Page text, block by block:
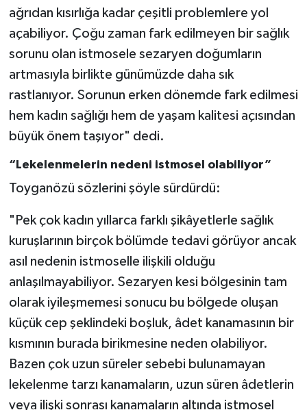
ağrıdan kısırlığa kadar çeşitli problemlere yol
açabiliyor. Çoğu zaman fark edilmeyen bir sağlık
sorunu olan istmosele sezaryen doğumların
artmasıyla birlikte günümüzde daha sık
rastlanıyor. Sorunun erken dönemde fark edilmesi
hem kadın sağlığı hem de yaşam kalitesi açısından
büyük önem taşıyor" dedi.
“Lekelenmelerin nedeni istmosel olabiliyor”
Toyganözü sözlerini şöyle sürdürdü:
"Pek çok kadın yıllarca farklı şikâyetlerle sağlık
kuruşlarının birçok bölümde tedavi görüyor ancak
asıl nedenin istmoselle ilişkili olduğu
anlaşılmayabiliyor. Sezaryen kesi bölgesinin tam
olarak iyileşmemesi sonucu bu bölgede oluşan
küçük cep şeklindeki boşluk, âdet kanamasının bir
kısmının burada birikmesine neden olabiliyor.
Bazen çok uzun süreler sebebi bulunamayan
lekelenme tarzı kanamaların, uzun süren âdetlerin
veya ilişki sonrası kanamaların altında istmosel